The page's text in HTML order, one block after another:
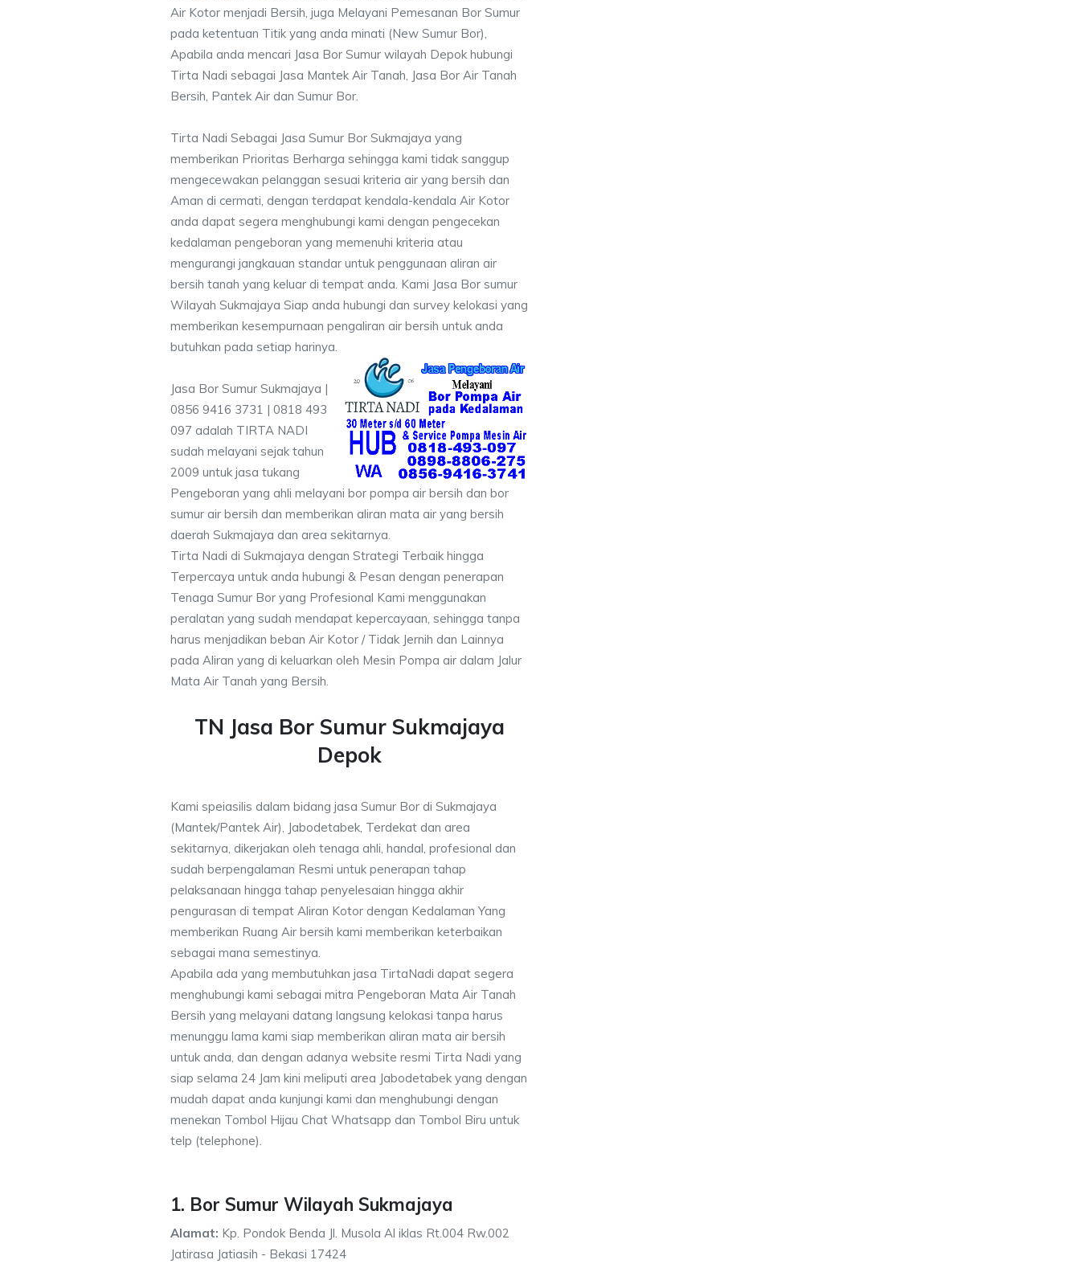
Air Kotor menjadi Bersih, juga Melayani Pemesanan Bor Sumur
pada ketentuan Titik yang anda minati (New Sumur Bor),
Apabila anda mencari Jasa Bor Sumur wilayah Depok hubungi
Tirta Nadi sebagai Jasa Mantek Air Tanah, Jasa Bor Air Tanah
Bersih, Pantek Air dan Sumur Bor.
Tirta Nadi Sebagai Jasa Sumur Bor Sukmajaya yang
memberikan Prioritas Berharga sehingga kami tidak sanggup
mengecewakan pelanggan sesuai kriteria air yang bersih dan
Aman di cermati, dengan terdapat kendala-kendala Air Kotor
anda dapat segera menghubungi kami dengan pengecekan
kedalaman pengeboran yang memenuhi kriteria atau
mengurangi jangkauan standar untuk penggunaan aliran air
bersih tanah yang keluar di tempat anda. Kami Jasa Bor sumur
Wilayah Sukmajaya Siap anda hubungi dan survey kelokasi yang
memberikan kesempurnaan pengaliran air bersih untuk anda
butuhkan pada setiap harinya.
Jasa Bor Sumur Sukmajaya |
0856 9416 3731 | 0818 493
097 adalah TIRTA NADI
sudah melayani sejak tahun
2009 untuk jasa tukang
Pengeboran yang ahli melayani bor pompa air bersih dan bor
sumur air bersih dan memberikan aliran mata air yang bersih
daerah Sukmajaya dan area sekitarnya.
Tirta Nadi di Sukmajaya dengan Strategi Terbaik hingga
Terpercaya untuk anda hubungi & Pesan dengan penerapan
Tenaga Sumur Bor yang Profesional Kami menggunakan
peralatan yang sudah mendapat kepercayaan, sehingga tanpa
harus menjadikan beban Air Kotor / Tidak Jernih dan Lainnya
pada Aliran yang di keluarkan oleh Mesin Pompa air dalam Jalur
Mata Air Tanah yang Bersih.
TN Jasa Bor Sumur Sukmajaya
Depok
Kami speiasilis dalam bidang jasa Sumur Bor di Sukmajaya
(Mantek/Pantek Air), Jabodetabek, Terdekat dan area
sekitarnya, dikerjakan oleh tenaga ahli, handal, profesional dan
sudah berpengalaman Resmi untuk penerapan tahap
pelaksanaan hingga tahap penyelesaian hingga akhir
pengurasan di tempat Aliran Kotor dengan Kedalaman Yang
memberikan Ruang Air bersih kami memberikan keterbaikan
sebagai mana semestinya.
Apabila ada yang membutuhkan jasa TirtaNadi dapat segera
menghubungi kami sebagai mitra Pengeboran Mata Air Tanah
Bersih yang melayani datang langsung kelokasi tanpa harus
menunggu lama kami siap memberikan aliran mata air bersih
untuk anda, dan dengan adanya website resmi Tirta Nadi yang
siap selama 24 Jam kini meliputi area Jabodetabek yang dengan
mudah dapat anda kunjungi kami dan menghubungi dengan
menekan Tombol Hijau Chat Whatsapp dan Tombol Biru untuk
telp (telephone).
1. Bor Sumur Wilayah Sukmajaya
Alamat: Kp. Pondok Benda Jl. Musola Al iklas Rt.004 Rw.002
Jatirasa Jatiasih - Bekasi 17424